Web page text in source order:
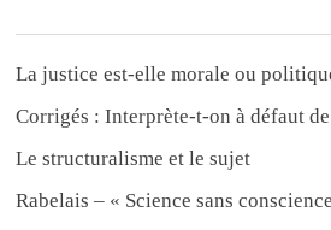
La justice est-elle morale ou
Corrigés : Interprète-t-on à défaut
Le structuralisme et le sujet
Rabelais – « Science sans